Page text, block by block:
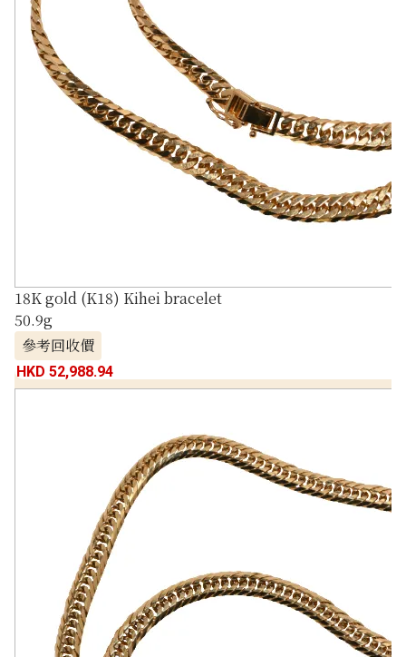
18K gold (K18) Kihei bracelet
50.9g
參考回收價
HKD 52,988.94